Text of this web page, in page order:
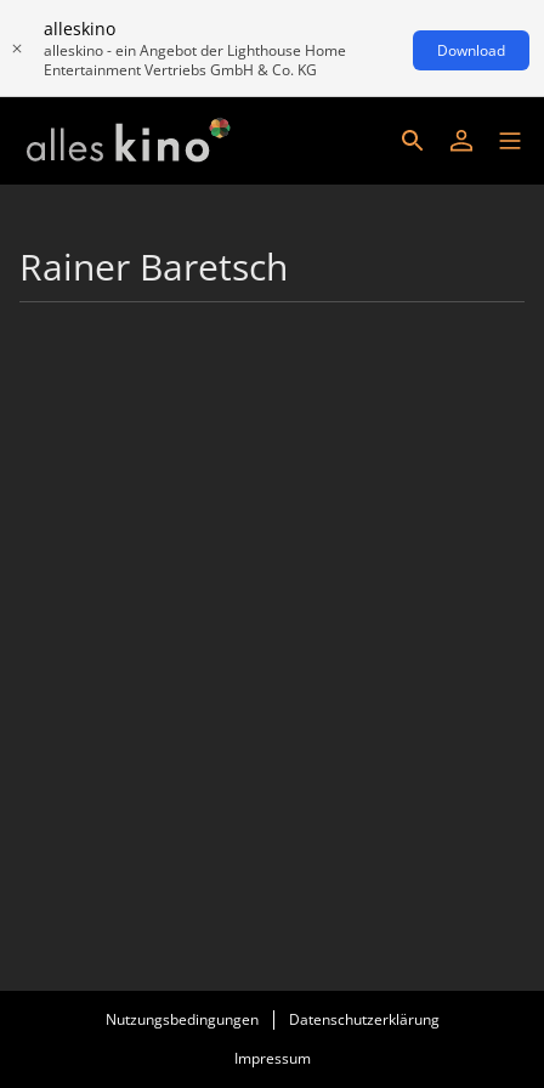
alleskino
alleskino - ein Angebot der Lighthouse Home
Entertainment Vertriebs GmbH & Co. KG
Download
Rainer Baretsch
Nutzungsbedingungen
Datenschutzerklärung
Impressum